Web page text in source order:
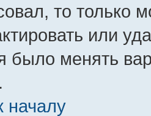
то только
или
было менять
началу